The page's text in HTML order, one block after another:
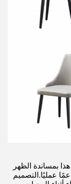
بمساندة الظهر
عمليًا.التصميم